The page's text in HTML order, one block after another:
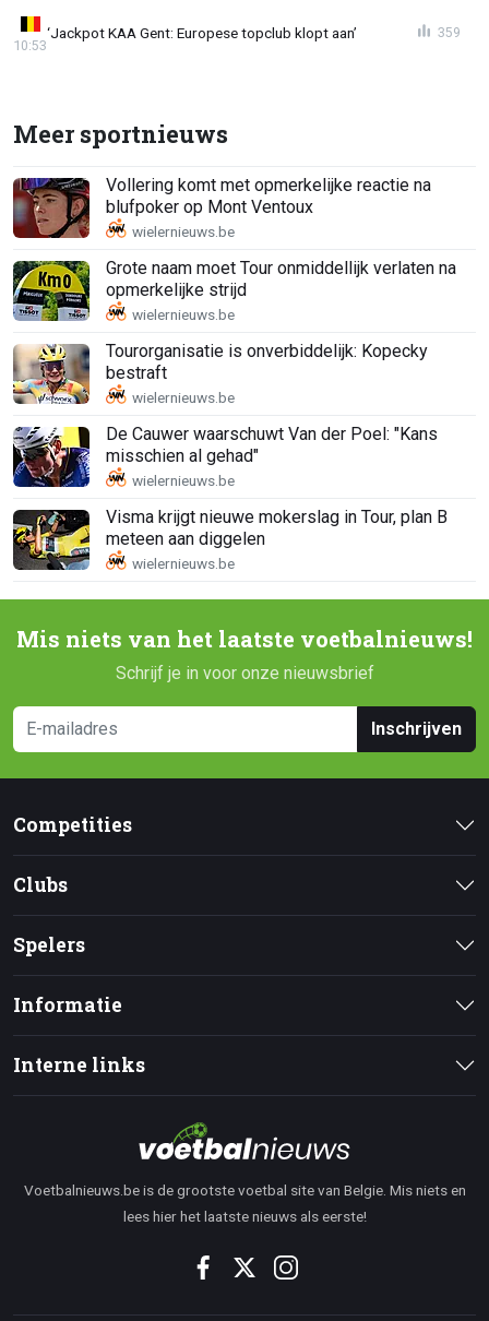
‘Jackpot KAA Gent: Europese topclub klopt aan’
10:53
359
Meer sportnieuws
Vollering komt met opmerkelijke reactie na
blufpoker op Mont Ventoux
Grote naam moet Tour onmiddellijk verlaten na
opmerkelijke strijd
Tourorganisatie is onverbiddelijk: Kopecky
bestraft
De Cauwer waarschuwt Van der Poel: "Kans
misschien al gehad"
Visma krijgt nieuwe mokerslag in Tour, plan B
meteen aan diggelen
Mis niets van het laatste voetbalnieuws!
Schrijf je in voor onze nieuwsbrief
Inschrijven
Competities
Clubs
Spelers
Informatie
Interne links
Voetbalnieuws.be is de grootste voetbal site van Belgie. Mis niets en
lees hier het laatste nieuws als eerste!